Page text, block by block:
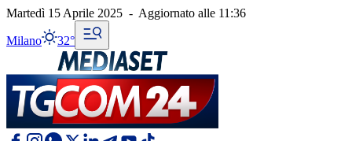
Martedì 15 Aprile 2025 - Aggiornato alle 11:36
Milano 32°